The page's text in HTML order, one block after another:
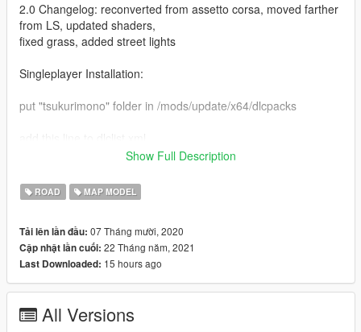
2.0 Changelog: reconverted from assetto corsa, moved farther
from LS, updated shaders,
fixed grass, added street lights
Singleplayer Installation:
put "tsukurimono" folder in /mods/update/x64/dlcpacks
FiveM Installation:
put "tsukurimono" folder in resources, add "ensure
tsukurimono" to server.cfg
Teleports:
use menyoo or some other trainer to teleport to coordinates
Show Full Description
ROAD MAP MODEL
Tải lên lần đầu: 07 Tháng mười, 2020
Cập nhật lần cuối: 22 Tháng năm, 2021
Last Downloaded: 15 hours ago
All Versions